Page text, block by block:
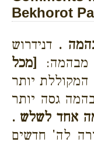
Bekhorot
. דנידרוש
מבהמה: [מכל
יותר
גסה יותר
אחד לשלש .
לה' חדשים